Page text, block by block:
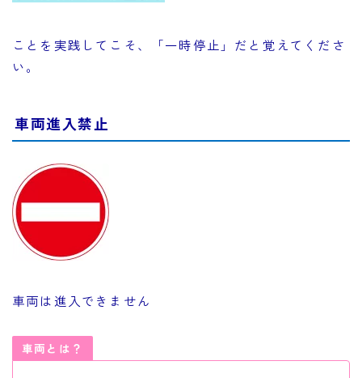
ことを実践してこそ、「一時停止」だと覚えてくださ
い。
車両進入禁止
車両は進入できません
車両とは？